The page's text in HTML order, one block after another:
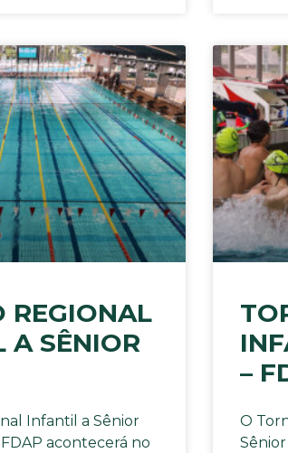
REGIONAL
A SÊNIOR
Infantil a Sênior
acontecerá no
–
O